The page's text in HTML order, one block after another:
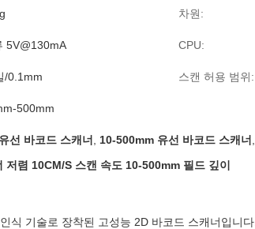
차원:
5V@130mA CPU:
/0.1mm 스캔 허용 범위:
500mm
선 바코드 스캐너 10-500mm 유선 바코드 스캐너
저렴 10CM/S 스캔 속도 10-500mm 필드 깊이
식 기술로 장착된 고성능 2D 바코드 스캐너입니